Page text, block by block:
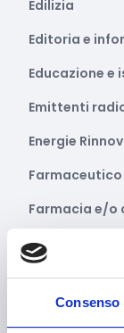
Consenso
Edilizia
Editoria e
Educazione e
Emittenti
Energie
Farmaceutico
Farmacia e/o
Fashion
Festival e
Fiere ed eventi